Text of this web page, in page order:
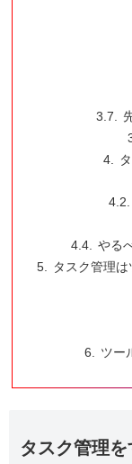
やる
タスク管理
ツー
タスク管理